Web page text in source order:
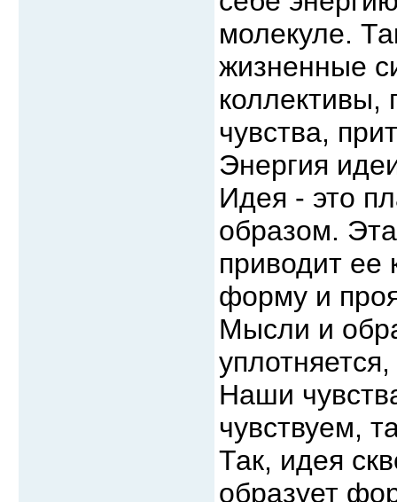
молекуле.
жизненные
коллективы,
чувства,
Энергия
Идея - это
образом.
приводит ее
форму и
Мысли и
Наши
чувствуем,
Так, идея
образует